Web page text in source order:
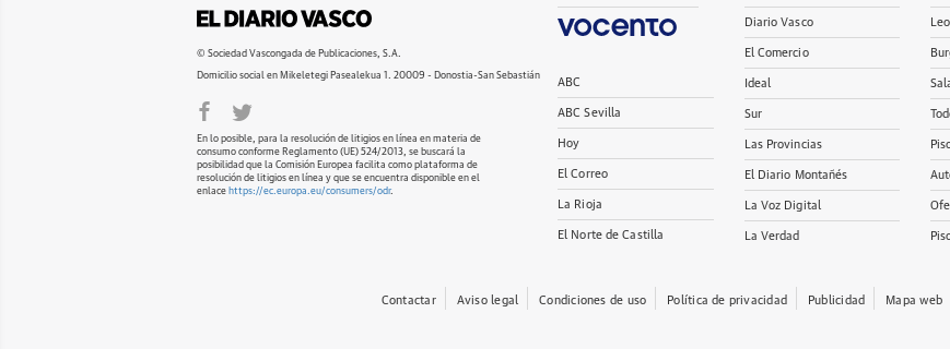
© Sociedad Vascongada de Publicaciones, S.A.
Domicilio social en Mikeletegi Pasealekua 1. 20009 - Donostia-San Sebastián
En lo posible, para la resolución de litigios en línea en materia de
consumo conforme Reglamento (UE) 524/2013, se buscará la
posibilidad que la Comisión Europea facilita como plataforma de
resolución de litigios en línea y que se encuentra disponible en el
enlace https://ec.europa.eu/consumers/odr.
ABC
ABC Sevilla
Hoy
El Correo
La Rioja
El Norte de Castilla
Diario Vasco
El Comercio
Ideal
Sur
Las Provincias
El Diario Montañés
La Voz Digital
La Verdad
Contactar Aviso legal Condiciones de uso Política de privacidad Publicidad Mapa web